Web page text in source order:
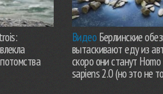
Видео Берлинские
вытаскивают еду из
скоро они станут Homo
sapiens 2.0 (но это не